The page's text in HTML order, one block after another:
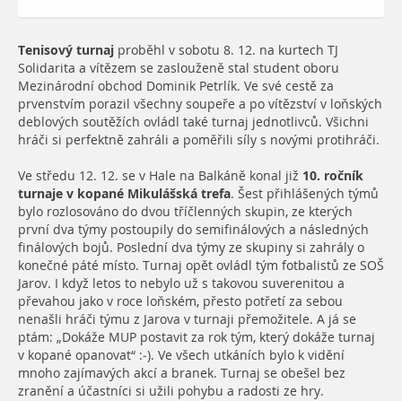
Tenisový turnaj proběhl v sobotu 8. 12. na kurtech TJ
Solidarita a vítězem se zaslouženě stal student oboru
Mezinárodní obchod Dominik Petrlík. Ve své cestě za
prvenstvím porazil všechny soupeře a po vítězství v loňských
deblových soutěžích ovládl také turnaj jednotlivců. Všichni
hráči si perfektně zahráli a poměřili síly s novými protihráči.
Ve středu 12. 12. se v Hale na Balkáně konal již 10. ročník
turnaje v kopané Mikulášská trefa. Šest přihlášených týmů
bylo rozlosováno do dvou tříčlenných skupin, ze kterých
první dva týmy postoupily do semifinálových a následných
finálových bojů. Poslední dva týmy ze skupiny si zahrály o
konečné páté místo. Turnaj opět ovládl tým fotbalistů ze SOŠ
Jarov. I když letos to nebylo už s takovou suverenitou a
převahou jako v roce loňském, přesto potřetí za sebou
nenašli hráči týmu z Jarova v turnaji přemožitele. A já se
ptám: „Dokáže MUP postavit za rok tým, který dokáže turnaj
v kopané opanovat“ :-). Ve všech utkáních bylo k vidění
mnoho zajímavých akcí a branek. Turnaj se obešel bez
zranění a účastníci si užili pohybu a radosti ze hry.